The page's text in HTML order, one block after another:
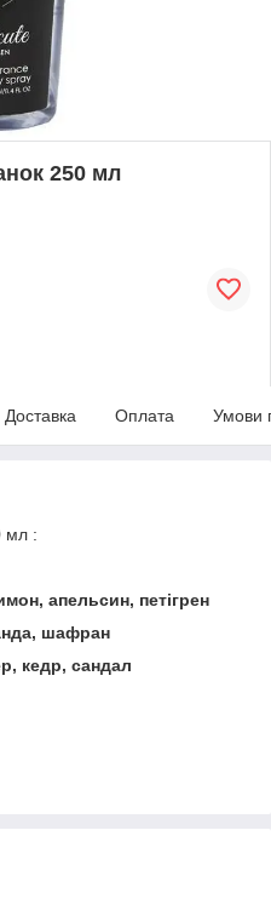
250 мл
Доставка Оплата Умови
мл :
апельсин, петігрен
шафран
кедр, сандал